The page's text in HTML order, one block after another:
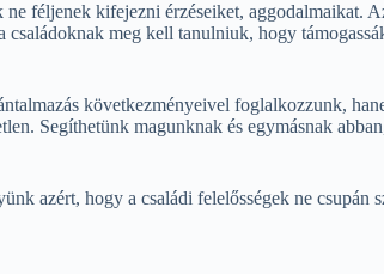
féljenek kifejezni érzéseiket,
meg kell tanulniuk, hogy
következményeivel foglalkozzunk,
Segíthetünk magunknak és egymásnak
azért, hogy a családi felelősségek ne